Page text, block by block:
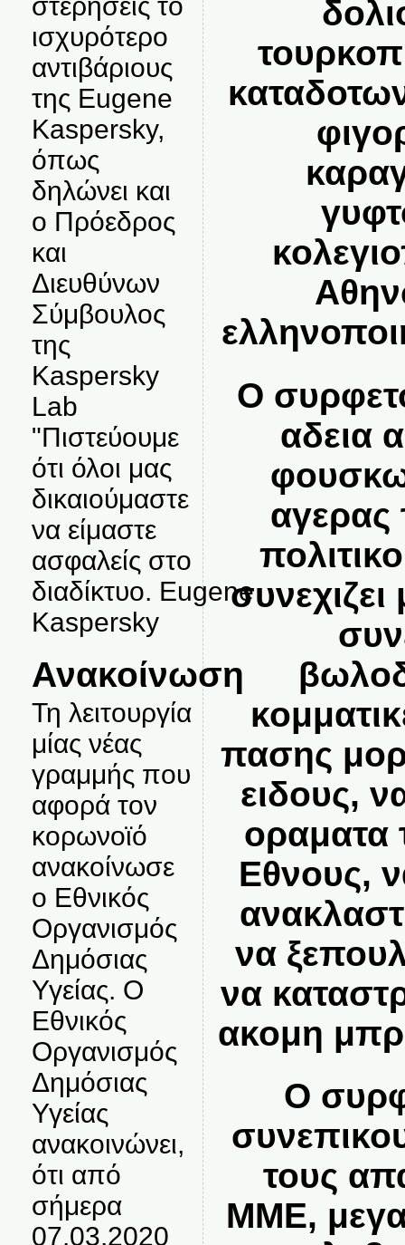
ισχυρότερο
αντιβάριους
της Eugene
Kaspersky,
όπως
δηλώνει και
ο Πρόεδρος
και
Διευθύνων
Σύμβουλος
της
Kaspersky
Lab
"Πιστεύουμε
ότι όλοι μας
δικαιούμαστε
να είμαστε
ασφαλείς στο
διαδίκτυο. Eugene
Kaspersky
Ανακοίνωση
Τη λειτουργία
μίας νέας
γραμμής που
αφορά τον
κορωνοϊό
ανακοίνωσε
ο Εθνικός
Οργανισμός
Δημόσιας
Υγείας. Ο
Εθνικός
Οργανισμός
Δημόσιας
Υγείας
ανακοινώνει,
ότι από
σήμερα
07.03.2020
Ο
αδεια
αγερας
πασης
ειδους,
οραματα
Εθνους,
να
να
ακομη
Ο
τους
ΜΜΕ,